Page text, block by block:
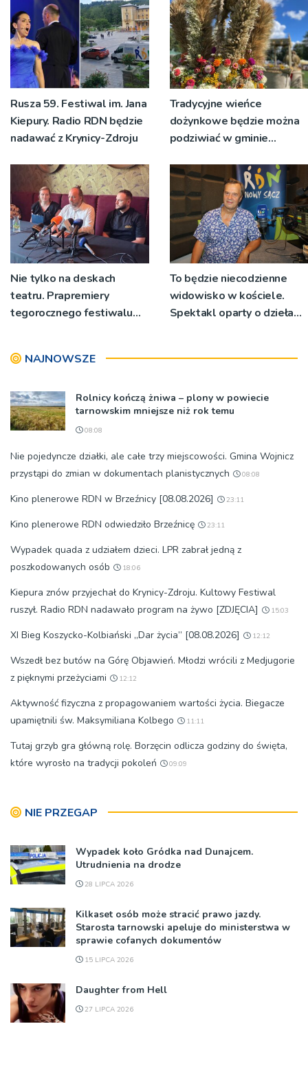
Rusza 59. Festiwal im. Jana
Kiepury. Radio RDN będzie
nadawać z Krynicy-Zdroju
Tradycyjne wieńce
dożynkowe będzie można
podziwiać w gminie
Nie tylko na deskach
teatru. Prapremiery
tegorocznego festiwalu
okolicznościach
To będzie niecodzienne
widowisko w kościele.
Spektakl oparty o dzieła
NAJNOWSZE
Rolnicy kończą żniwa – plony w powiecie
tarnowskim mniejsze niż rok temu
08:08
Nie pojedyncze działki, ale całe trzy miejscowości. Gmina Wojnicz
przystąpi do zmian w dokumentach planistycznych
08:08
Kino plenerowe RDN w Brzeźnicy [08.08.2026] 23:11
Kino plenerowe RDN odwiedziło Brzeźnicę 23:11
Wypadek quada z udziałem dzieci. LPR zabrał jedną z
poszkodowanych osób
18:06
Kiepura znów przyjechał do Krynicy-Zdroju. Kultowy Festiwal
ruszył. Radio RDN nadawało program na żywo [ZDJĘCIA]
15:03
XI Bieg Koszycko-Kolbiański „Dar życia” [08.08.2026] 12:12
Wszedł bez butów na Górę Objawień. Młodzi wrócili z Medjugorie
z pięknymi przeżyciami
12:12
Aktywność fizyczna z propagowaniem wartości życia. Biegacze
upamiętnili św. Maksymiliana Kolbego
11:11
Tutaj grzyb gra główną rolę. Borzęcin odlicza godziny do święta,
które wyrosło na tradycji pokoleń
09:09
NIE PRZEGAP
Wypadek koło Gródka nad Dunajcem.
Utrudnienia na drodze
28 LIPCA 2026
Kilkaset osób może stracić prawo jazdy.
Starosta tarnowski apeluje do ministerstwa w
sprawie cofanych dokumentów
15 LIPCA 2026
Daughter from Hell
27 LIPCA 2026